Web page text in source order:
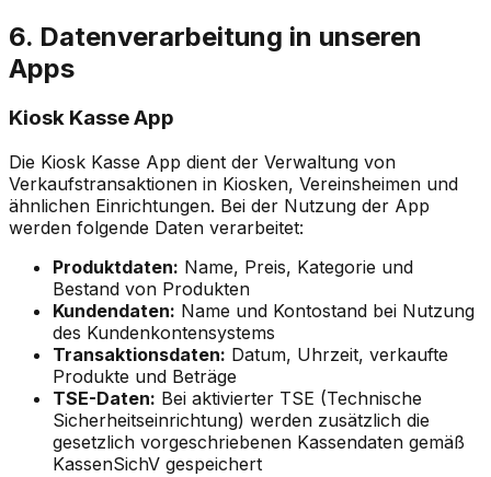
6. Datenverarbeitung in unseren
Apps
Kiosk Kasse App
Die Kiosk Kasse App dient der Verwaltung von
Verkaufstransaktionen in Kiosken, Vereinsheimen und
ähnlichen Einrichtungen. Bei der Nutzung der App
werden folgende Daten verarbeitet:
Produktdaten: Name, Preis, Kategorie und
Bestand von Produkten
Kundendaten: Name und Kontostand bei Nutzung
des Kundenkontensystems
Transaktionsdaten: Datum, Uhrzeit, verkaufte
Produkte und Beträge
TSE-Daten: Bei aktivierter TSE (Technische
Sicherheitseinrichtung) werden zusätzlich die
gesetzlich vorgeschriebenen Kassendaten gemäß
KassenSichV gespeichert